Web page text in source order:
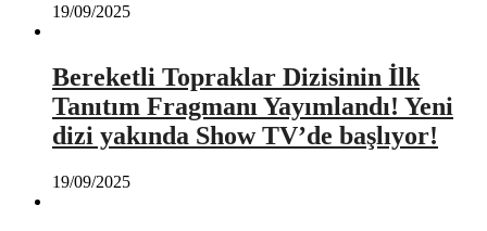
19/09/2025
Bereketli Topraklar Dizisinin İlk
Tanıtım Fragmanı Yayımlandı! Yeni
dizi yakında Show TV’de başlıyor!
19/09/2025